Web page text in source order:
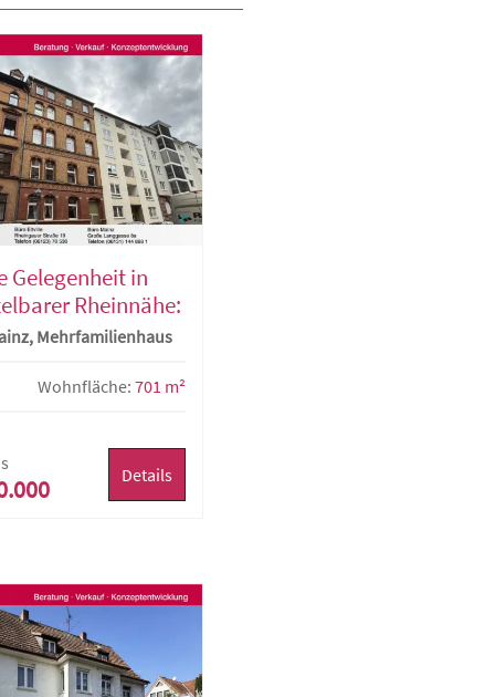
Gelegenheit in
Rheinnähe:
in Top-Lage
Mehrfamilienhaus
Wohnfläche:701 m²
Details